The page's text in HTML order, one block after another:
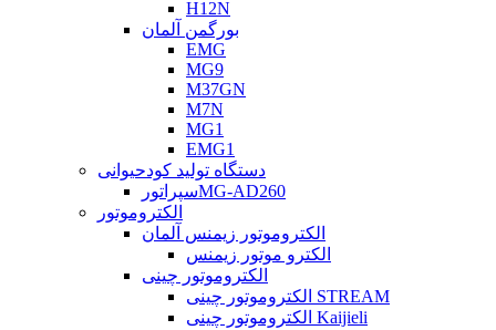
H12N
بورگمن آلمان
EMG
MG9
M37GN
M7N
MG1
EMG1
دستگاه تولید کودحیوانی
سپراتورMG-AD260
الکتروموتور
الکتروموتور زیمنس آلمان
الکترو موتور زیمنس
الکتروموتور چینی
الکتروموتور چینی STREAM
الکتروموتور چینی Kaijieli